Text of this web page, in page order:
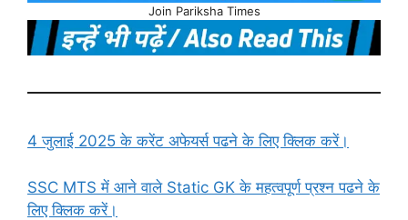
Join Pariksha Times
4 जुलाई 2025 के करेंट अफेयर्स पढने के लिए क्लिक करें।
SSC MTS में आने वाले Static GK के महत्वपूर्ण प्रश्न पढने के
लिए क्लिक करें।